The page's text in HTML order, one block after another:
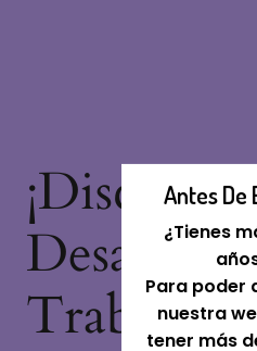
Antes De
¿Tienes
Para poder
nuestra
tener más
¡Disculpa
Desastre!